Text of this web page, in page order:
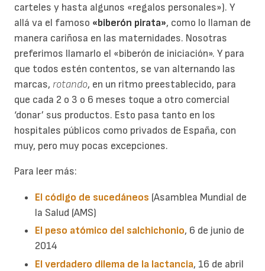
carteles y hasta algunos «regalos personales»). Y
allá va el famoso «biberón pirata», como lo llaman de
manera cariñosa en las maternidades. Nosotras
preferimos llamarlo el «biberón de iniciación». Y para
que todos estén contentos, se van alternando las
marcas, rotando, en un ritmo preestablecido, para
que cada 2 o 3 o 6 meses toque a otro comercial
‘donar’ sus productos. Esto pasa tanto en los
hospitales públicos como privados de España, con
muy, pero muy pocas excepciones.
Para leer más:
El código de sucedáneos (Asamblea Mundial de
la Salud (AMS)
El peso atómico del salchichonio, 6 de junio de
2014
El verdadero dilema de la lactancia, 16 de abril